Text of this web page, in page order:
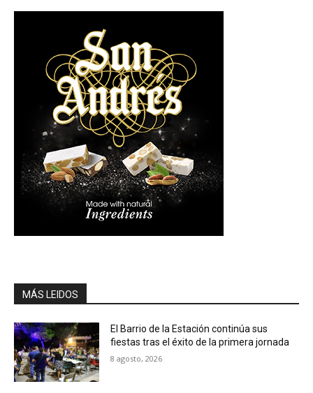
MÁS LEIDOS
El Barrio de la Estación continúa sus
fiestas tras el éxito de la primera jornada
8 agosto, 2026